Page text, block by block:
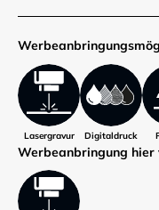
Lasergravur Digitaldruck
Werbe­anbringung hier